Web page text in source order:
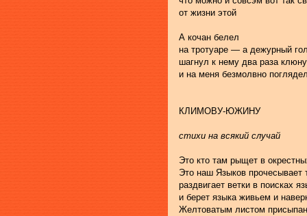
от жизни этой
А кочан белел
на тротуаре — а дежурный
шагнул к нему два раза
и на меня безмолвно
КЛИМОВУ-ЮЖИНУ
стихи на всякий случай
Это кто там рыщет в
Это наш Языков прочесывает
раздвигает ветки в поисках
и берет языка живьем и
Желтоватым листом